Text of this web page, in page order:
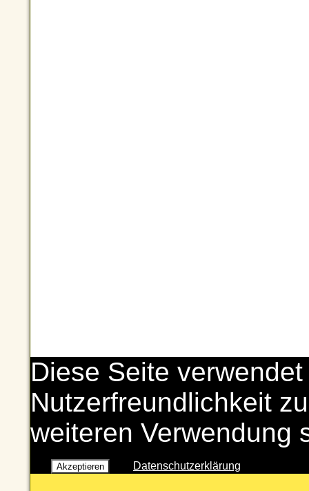
Diese Seite
Nutzerfreundlichkeit
weiteren Verwendung
Akzeptieren Datenschutzerklärung